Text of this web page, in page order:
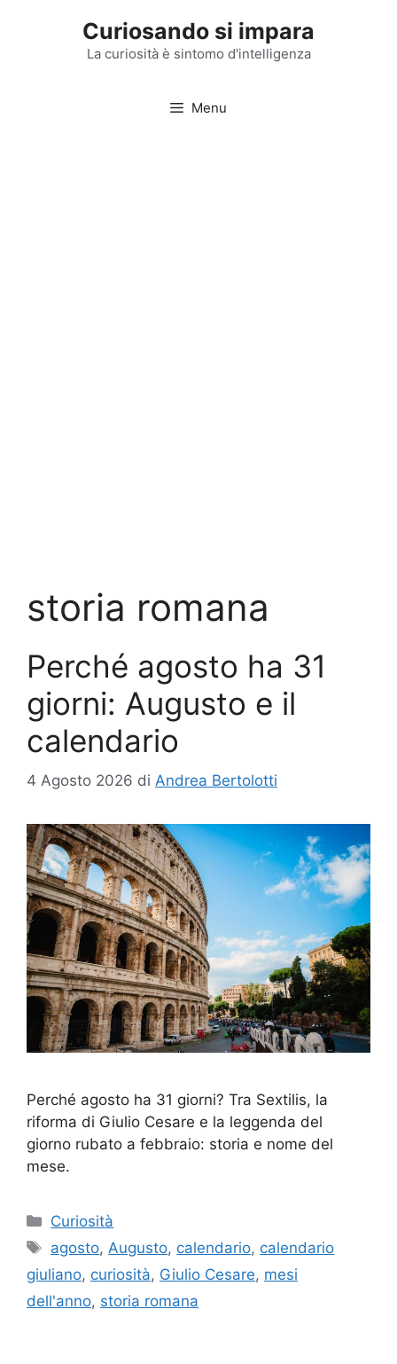
Curiosando si impara
La curiosità è sintomo d'intelligenza
Menu
storia romana
Perché agosto ha 31
giorni: Augusto e il
calendario
4 Agosto 2026 di Andrea Bertolotti
Perché agosto ha 31 giorni? Tra Sextilis, la
riforma di Giulio Cesare e la leggenda del
giorno rubato a febbraio: storia e nome del
mese.
Categorie
Curiosità
Tag
agosto,Augusto, calendario, calendario
giuliano, curiosità, Giulio Cesare, mesi
dell'anno, storia romana